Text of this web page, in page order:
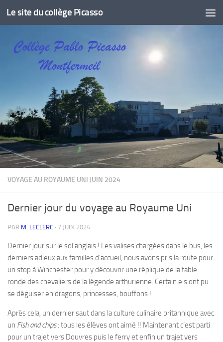
Skip to content
Le site du collège Picasso
VOYAGE AU ROYAUME UNI JUIN 2024
Dernier jour du voyage au Royaume Uni
PAR M. LECLERC · 7 JUIN 2024
Dernier jour sur le sol anglais ! Les valises chargées dans le bus, les
derniers adieux aux familles d’accueil, nous avons pris la route pour
un stop à Winchester pour y découvrir une réplique de la table
ronde des chevaliers de la légende arthurienne. Certain.e.s ont pu
se déguiser en dragons, princesses, bouffons !
Après cela, un dernier saut dans la culture culinaire britannique avec
un Fish and chips: tous les élèves ont aimé !! Maintenant c’est parti
pour un trajet vers Douvres puis le ferry et enfin un trajet vers